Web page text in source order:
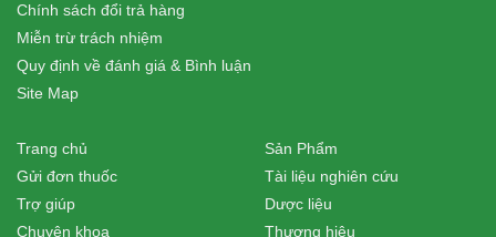
Chính sách đổi trả hàng
Miễn trừ trách nhiệm
Quy định về đánh giá & Bình luận
Site Map
Trang chủ
Gửi đơn thuốc
Trợ giúp
Chuyên khoa
Sản Phẩm
Tài liệu nghiên cứu
Dược liệu
Thương hiệu